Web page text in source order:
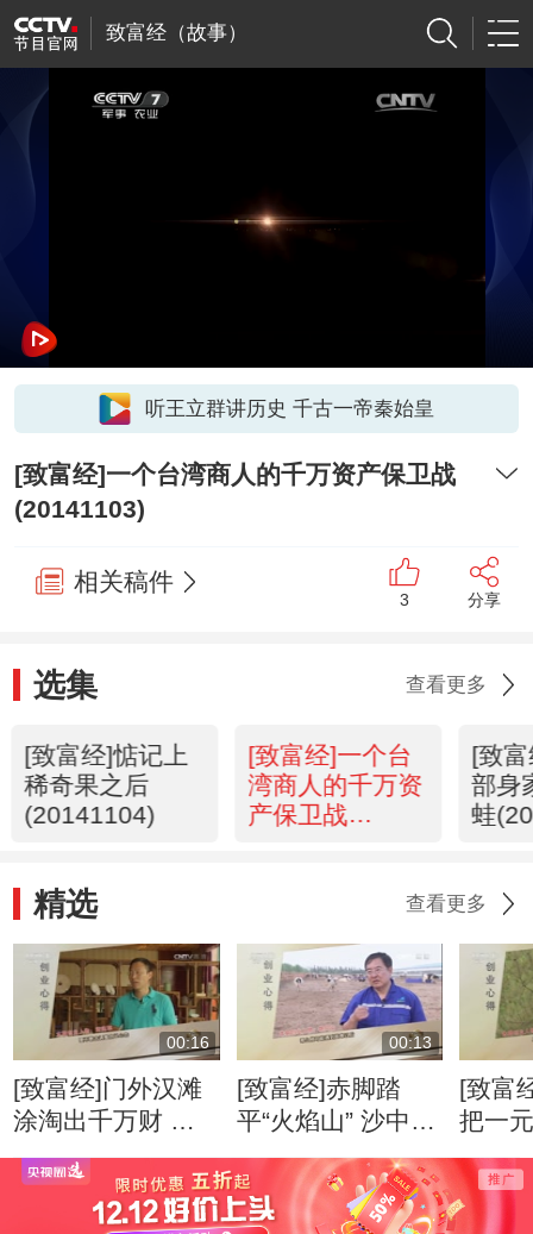
致富经（故事）
听王立群讲历史 千古一帝秦始皇
[致富经]一个台湾商人的千万资产保卫战
(20141103)
相关稿件
3 分享
选集 查看更多
[致富经]惦记上
稀奇果之后
(20141104)
[致富经]一个台
湾商人的千万资
产保卫战
[致
部身
蛙
精选 查看更多
00:16
[致富经]门外汉滩
涂淘出千万财 创
业心得
00:13
[致富经]赤脚踏
平“火焰山” 沙中掘
出亿万财 创业心
得
[致富
把一
万财